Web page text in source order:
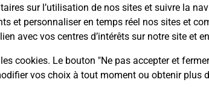
sur l’utilisation de nos sites et suivre la
et personnaliser en temps réel nos sites et
avec vos centres d’intérêts sur notre site et
cookies. Le bouton "Ne pas accepter et
vos choix à tout moment ou obtenir plus